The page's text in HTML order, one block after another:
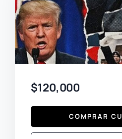
$120,000
COMPRAR